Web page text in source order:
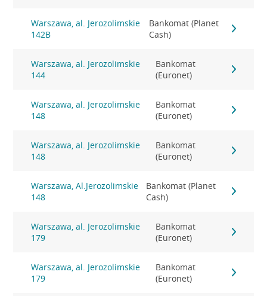
Warszawa, al. Jerozolimskie
142B
Bankomat (Planet
Cash)
Warszawa, al. Jerozolimskie
144
Bankomat
(Euronet)
Warszawa, al. Jerozolimskie
148
Bankomat
(Euronet)
Warszawa, al. Jerozolimskie
148
Bankomat
(Euronet)
Warszawa, Al.Jerozolimskie
148
Bankomat (Planet
Cash)
Warszawa, al. Jerozolimskie
179
Bankomat
(Euronet)
Warszawa, al. Jerozolimskie
179
Bankomat
(Euronet)